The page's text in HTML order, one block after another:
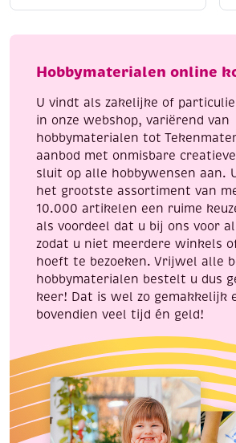
aantal
Hobbymaterialen online
U vindt als zakelijke of
in onze webshop, variërend van
hobbymaterialen tot
aanbod met onmisbare
sluit op alle hobbywensen aan.
het grootste assortiment van
10.000 artikelen een ruime
als voordeel dat u bij ons voor
zodat u niet meerdere winkels
hoeft te bezoeken. Vrijwel alle
hobbymaterialen bestelt u dus
keer! Dat is wel zo gemakkelijk
bovendien veel tijd én geld!